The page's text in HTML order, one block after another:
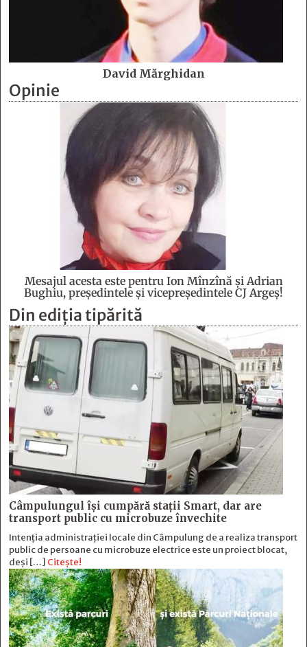
David Mărghidan
Opinie
Mesajul acesta este pentru Ion Mînzînă şi Adrian
Bughiu, preşedintele şi vicepreşedintele CJ Argeş!
Din ediția tipărită
Câmpulungul îşi cumpără staţii Smart, dar are
transport public cu microbuze învechite
Intenția administrației locale din Câmpulung de a realiza transport
public de persoane cu microbuze electrice este un proiect blocat,
deși […] Citește!